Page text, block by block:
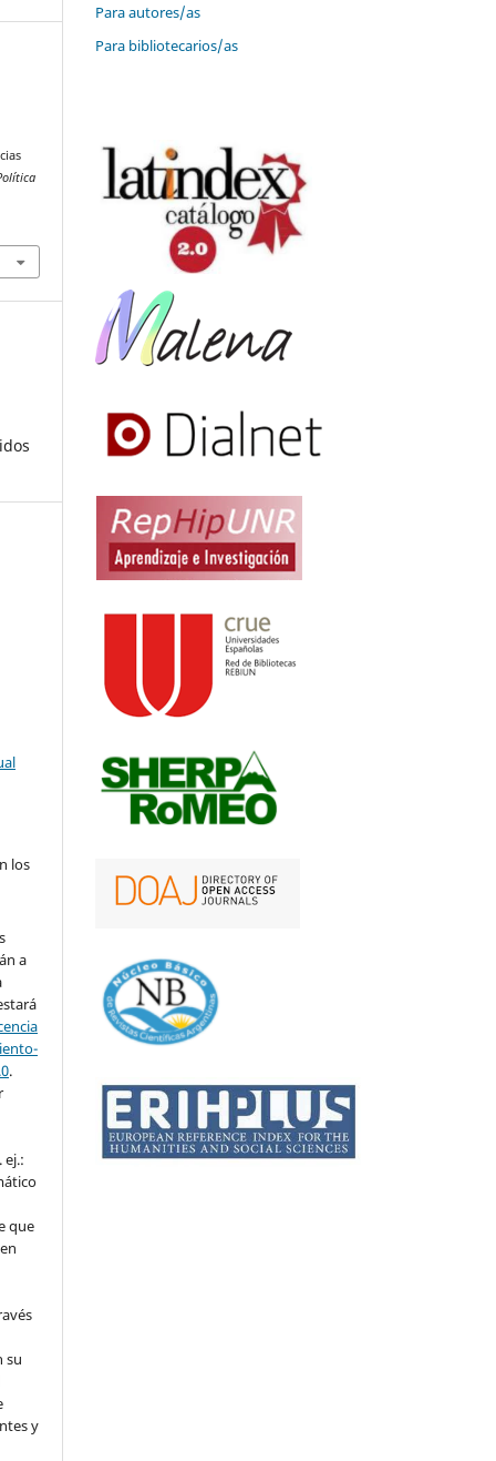
los
a
.
ej.:
que
su
y
Para autores/as
Para bibliotecarios/as